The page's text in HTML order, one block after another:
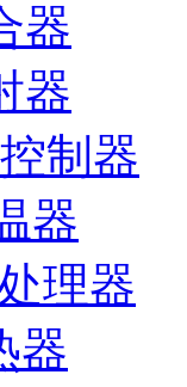
器
器
制器
器
理器
器